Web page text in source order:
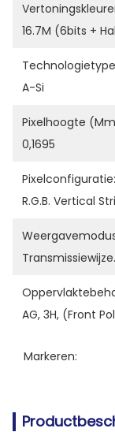
16.7M (6bits +
A-Si
Pixelhoogte
0,1695
Pixelconfiguratie:
R.G.B. Vertical
AG, 3H, (Front
Markeren: